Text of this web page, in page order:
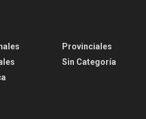
Provinciales
Sin Categoría